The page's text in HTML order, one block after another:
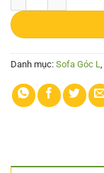
Danh mục: Sofa Góc L